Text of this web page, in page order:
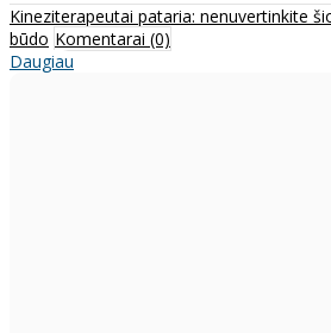
Kineziterapeutai pataria: nenuvertinkite
būdo Komentarai (0)
Daugiau